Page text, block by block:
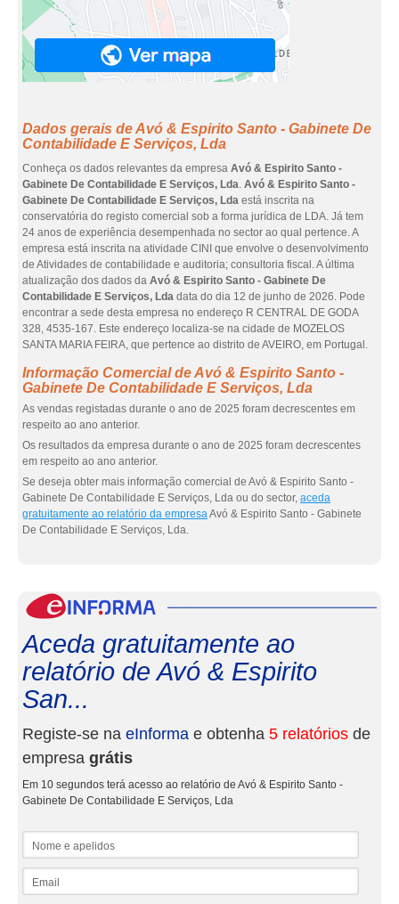
Dados gerais de Avó & Espirito Santo - Gabinete De
Contabilidade E Serviços, Lda
Conheça os dados relevantes da empresa Avó & Espirito Santo -
Gabinete De Contabilidade E Serviços, Lda. Avó & Espirito Santo -
Gabinete De Contabilidade E Serviços, Lda está inscrita na
conservatória do registo comercial sob a forma jurídica de LDA. Já tem
24 anos de experiência desempenhada no sector ao qual pertence. A
empresa está inscrita na atividade CINI que envolve o desenvolvimento
de Atividades de contabilidade e auditoria; consultoria fiscal. A última
atualização dos dados da Avó & Espirito Santo - Gabinete De
Contabilidade E Serviços, Lda data do dia 12 de junho de 2026. Pode
encontrar a sede desta empresa no endereço R CENTRAL DE GODA
328, 4535-167. Este endereço localiza-se na cidade de MOZELOS
SANTA MARIA FEIRA, que pertence ao distrito de AVEIRO, em Portugal.
Informação Comercial de Avó & Espirito Santo -
Gabinete De Contabilidade E Serviços, Lda
As vendas registadas durante o ano de 2025 foram decrescentes em
respeito ao ano anterior.
Os resultados da empresa durante o ano de 2025 foram decrescentes
em respeito ao ano anterior.
Se deseja obter mais informação comercial de Avó & Espirito Santo -
Gabinete De Contabilidade E Serviços, Lda ou do sector, aceda
gratuitamente ao relatório da empresaAvó & Espirito Santo - Gabinete
De Contabilidade E Serviços, Lda.
Aceda gratuitamente ao
relatório de Avó & Espirito
San...
Registe-se na eInforma e obtenha 5 relatórios de
empresa grátis
Em 10 segundos terá acesso ao relatório de Avó & Espirito Santo -
Gabinete De Contabilidade E Serviços, Lda